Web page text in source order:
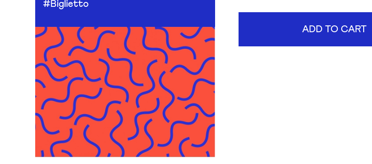
#Biglietto
ADD TO CART